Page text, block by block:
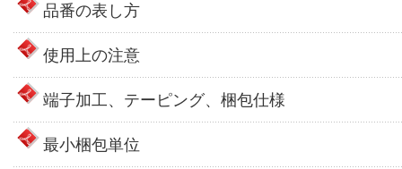
品番の表し方
使用上の注意
端子加工、テーピング、梱包仕様
最小梱包単位